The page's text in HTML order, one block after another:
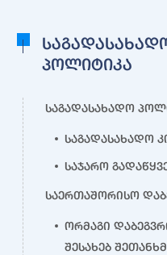
პოლიტიკა
საგადასახადო
საგადასახადო
საჯარო
საერთაშორისო
ორმაგი
შესახებ